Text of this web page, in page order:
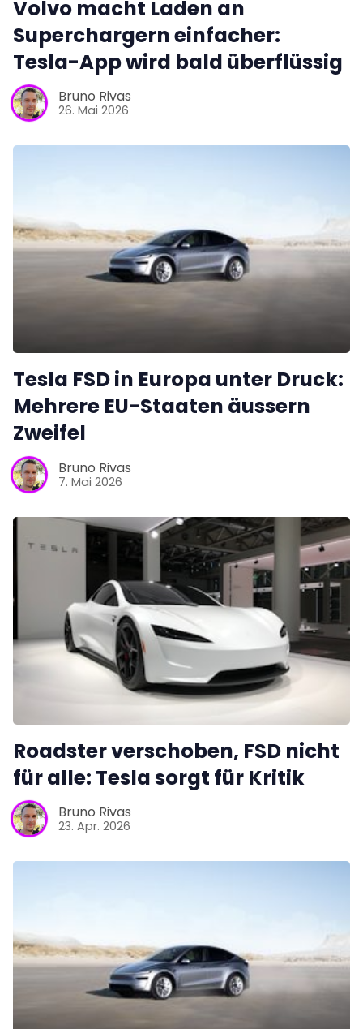
Volvo macht Laden an
Superchargern einfacher:
Tesla-App wird bald überflüssig
Bruno Rivas
26. Mai 2026
Tesla FSD in Europa unter Druck:
Mehrere EU-Staaten äussern
Zweifel
Bruno Rivas
7. Mai 2026
Roadster verschoben, FSD nicht
für alle: Tesla sorgt für Kritik
Bruno Rivas
23. Apr. 2026